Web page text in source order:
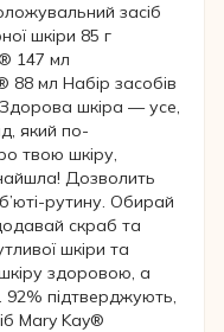
засіб
шкіри 85 г
147 мл
88 мл Набір засобів
шкіра — усе,
який по-
твою шкіру,
Дозволить
рутину. Обирай
скраб та
шкіри та
здоровою, а
92% підтверджують,
Mary Kay®